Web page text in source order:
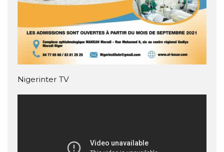
Nigerinter TV